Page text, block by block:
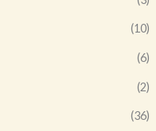
(10)
(6)
(2)
(36)